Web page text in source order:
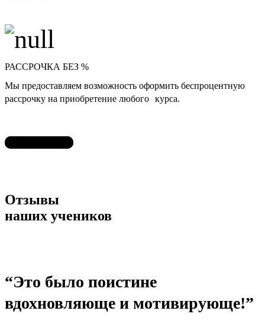
РАССРОЧКА БЕЗ %
Мы предоставляем возможность оформить беспроцентную
рассрочку на приобретение любого курса.
Отзывы
наших учеников
“Это было поистине
вдохновляюще и мотивирующе!”